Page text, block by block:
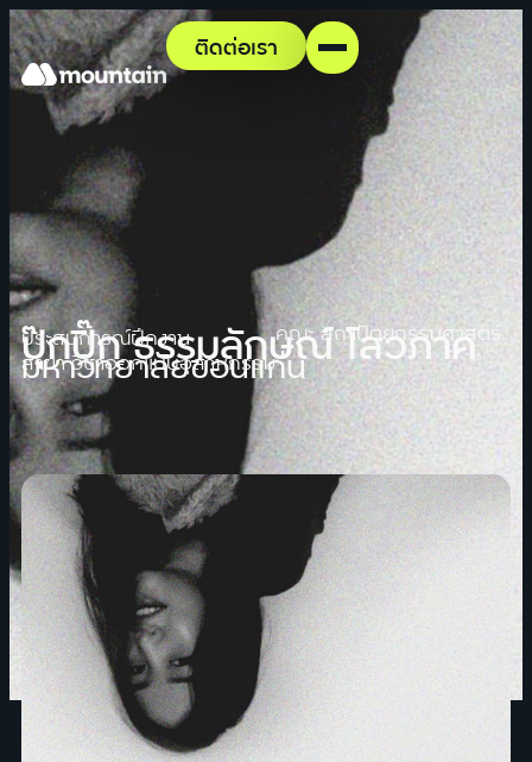
ติดต่อเรา
ประสบการณ์ฝึกงาน
ปุ๊กปิ๊ก ธรรมลักษณ์ โสวภาค
สาขา วิชาออกแบบอุสาหกรรม
คณะ สถาปัตยกรรมศาสตร์
มหาวิทยาลัยขอนแก่น